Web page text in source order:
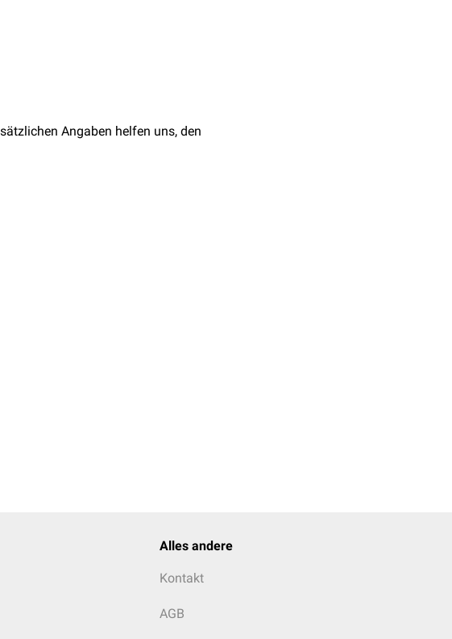
Angaben helfen uns, den
Alles andere
Kontakt
AGB